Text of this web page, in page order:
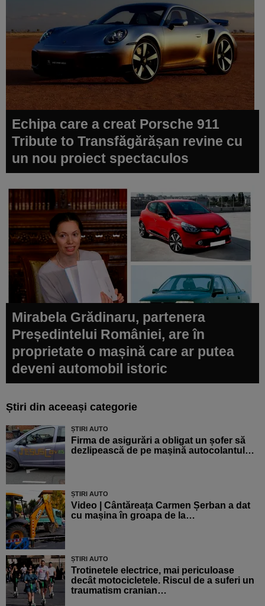
Echipa care a creat Porsche 911
Tribute to Transfăgărășan revine cu
un nou proiect spectaculos
Mirabela Grădinaru, partenera
Președintelui României, are în
proprietate o mașină care ar putea
deveni automobil istoric
Știri din aceeași categorie
ȘTIRI AUTO
Firma de asigurări a obligat un șofer să
dezlipească de pe mașină autocolantul…
ȘTIRI AUTO
Video | Cântăreața Carmen Șerban a dat
cu mașina în groapa de la…
ȘTIRI AUTO
Trotinetele electrice, mai periculoase
decât motocicletele. Riscul de a suferi un
traumatism cranian…